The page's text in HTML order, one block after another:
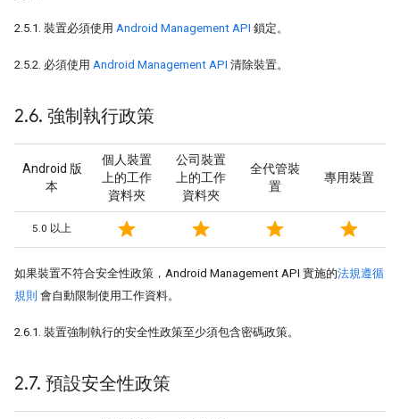
2.5.1. 裝置必須使用 Android Management API 鎖定。
2.5.2. 必須使用 Android Management API 清除裝置。
2.6. 強制執行政策
Android 版
本
個人裝置
上的工作
資料夾
公司裝置
上的工作
資料夾
全代管裝
置
專用裝置
5.0 以上 star star star star
如果裝置不符合安全性政策，Android Management API 實施的法規遵循
規則 會自動限制使用工作資料。
2.6.1. 裝置強制執行的安全性政策至少須包含密碼政策。
2.7. 預設安全性政策